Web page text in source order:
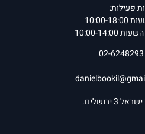
פעילות:
18:00
14:00
ירושלים.